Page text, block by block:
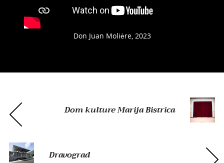
Don Juan Molière, 2023
Dom kulture Marija Bistrica
Dravograd